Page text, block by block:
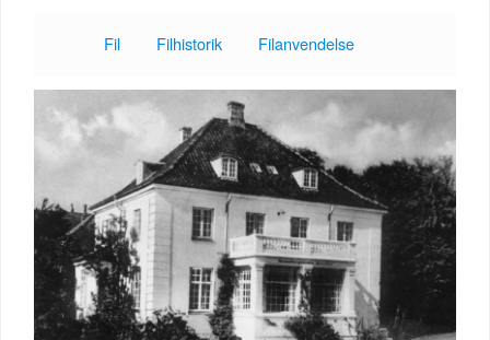
Fil Filhistorik Filanvendelse